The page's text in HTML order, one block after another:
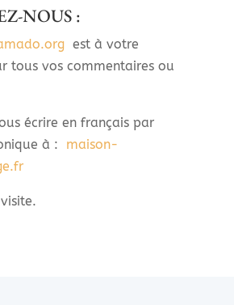
NOUS :
est à votre
tous vos commentaires ou
écrire en français par
à : maison-